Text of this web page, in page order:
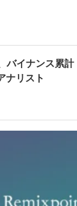
バイナンス累計
ナリスト